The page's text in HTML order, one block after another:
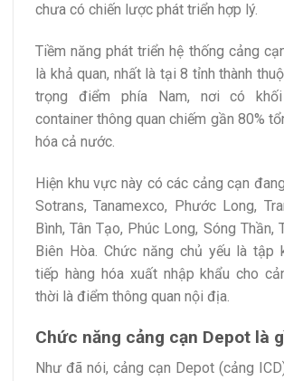
chưa có chiến lược phát triển hợp lý.
Tiềm năng phát triển hệ thống cảng
là khả quan, nhất là tại 8 tỉnh thành
trọng điểm phía Nam, nơi có
container thông quan chiếm gần 80%
hóa cả nước.
Hiện khu vực này có các cảng cạn
Sotrans, Tanamexco, Phước Long,
Bình, Tân Tạo, Phúc Long, Sóng Thần,
Biên Hòa. Chức năng chủ yếu là tập
tiếp hàng hóa xuất nhập khẩu cho
thời là điểm thông quan nội địa.
Chức năng cảng cạn Depot là
Như đã nói, cảng cạn Depot (cảng